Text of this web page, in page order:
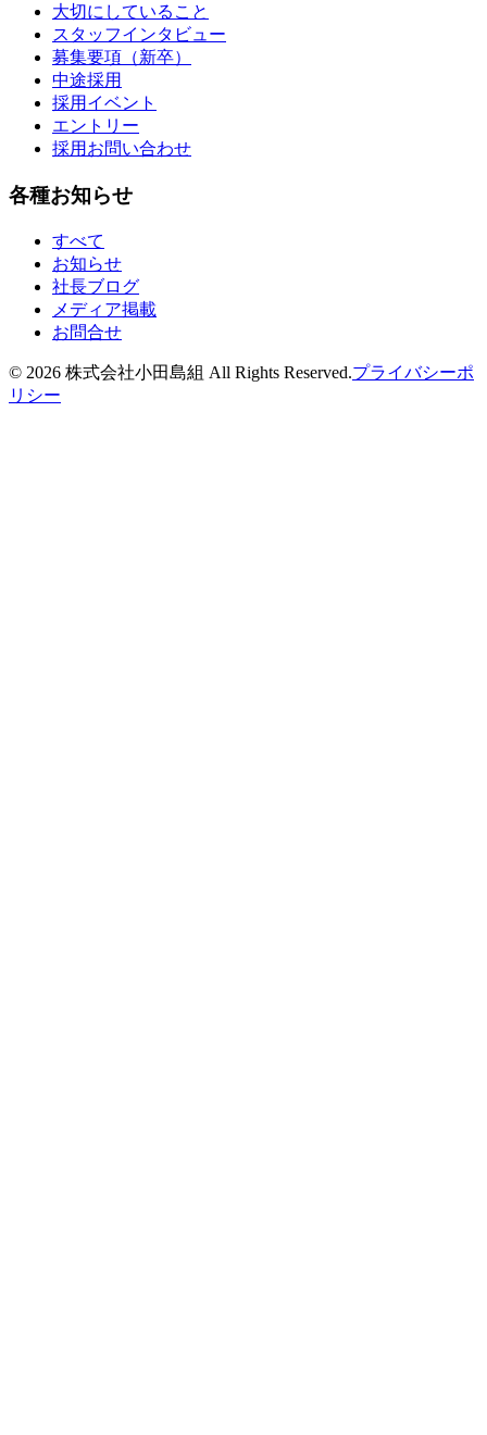
大切にしていること
スタッフインタビュー
募集要項（新卒）
中途採用
採用イベント
エントリー
採用お問い合わせ
各種お知らせ
すべて
お知らせ
社長ブログ
メディア掲載
お問合せ
© 2026 株式会社小田島組 All Rights Reserved.プライバシーポ
リシー